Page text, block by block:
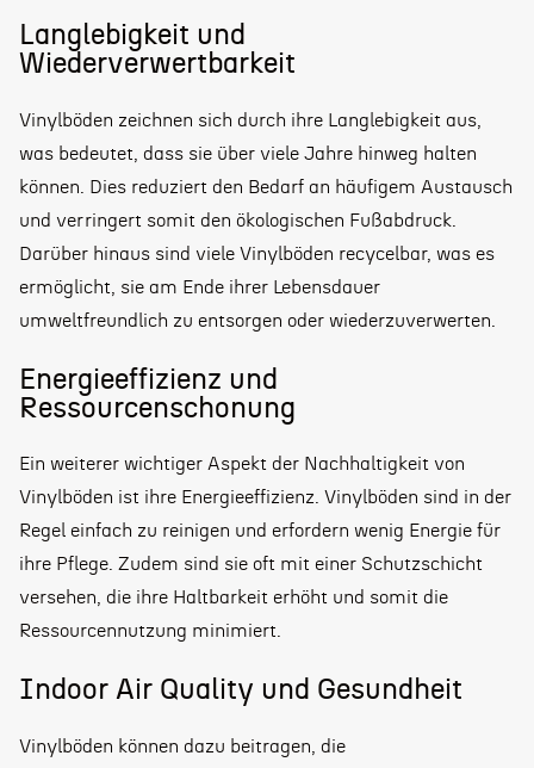
Langlebigkeit und
Wiederverwertbarkeit
Vinylböden zeichnen sich durch ihre Langlebigkeit aus,
was bedeutet, dass sie über viele Jahre hinweg halten
können. Dies reduziert den Bedarf an häufigem Austausch
und verringert somit den ökologischen Fußabdruck.
Darüber hinaus sind viele Vinylböden recycelbar, was es
ermöglicht, sie am Ende ihrer Lebensdauer
umweltfreundlich zu entsorgen oder wiederzuverwerten.
Energieeffizienz und
Ressourcenschonung
Ein weiterer wichtiger Aspekt der Nachhaltigkeit von
Vinylböden ist ihre Energieeffizienz. Vinylböden sind in der
Regel einfach zu reinigen und erfordern wenig Energie für
ihre Pflege. Zudem sind sie oft mit einer Schutzschicht
versehen, die ihre Haltbarkeit erhöht und somit die
Ressourcennutzung minimiert.
Indoor Air Quality und Gesundheit
Vinylböden können dazu beitragen, die